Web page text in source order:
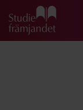
Gå till